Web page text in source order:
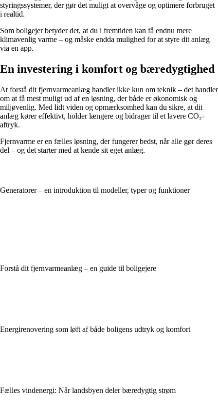
styringssystemer, der gør det muligt at overvåge og optimere forbruget
i realtid.
Som boligejer betyder det, at du i fremtiden kan få endnu mere
klimavenlig varme – og måske endda mulighed for at styre dit anlæg
via en app.
En investering i komfort og bæredygtighed
At forstå dit fjernvarmeanlæg handler ikke kun om teknik – det handler
om at få mest muligt ud af en løsning, der både er økonomisk og
miljøvenlig. Med lidt viden og opmærksomhed kan du sikre, at dit
anlæg kører effektivt, holder længere og bidrager til et lavere CO₂-
aftryk.
Fjernvarme er en fælles løsning, der fungerer bedst, når alle gør deres
del – og det starter med at kende sit eget anlæg.
Generatorer – en introduktion til modeller, typer og funktioner
Forstå dit fjernvarmeanlæg – en guide til boligejere
Energirenovering som løft af både boligens udtryk og komfort
Fælles vindenergi: Når landsbyen deler bæredygtig strøm